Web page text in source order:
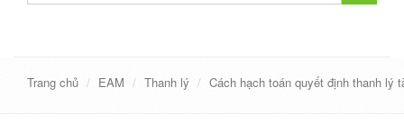
Trang chủ EAM Thanh lý Cách hạch toán quyết định thanh lý